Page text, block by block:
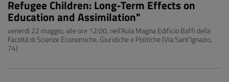
Refugee Children: Long-Term Effects on
Education and Assimilation"
venerdì 22 maggio, alle ore 12:00, nell’Aula Magna Edificio Baffi della
Facoltà di Scienze Economiche, Giuridiche e Politiche (Via Sant’Ignazio,
74)